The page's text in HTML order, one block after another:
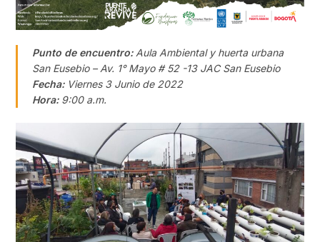
Punto de encuentro: Aula Ambiental y huerta urbana
San Eusebio – Av. 1° Mayo # 52 -13 JAC San Eusebio
Fecha:Viernes 3 Junio de 2022
Hora:9:00 a.m.